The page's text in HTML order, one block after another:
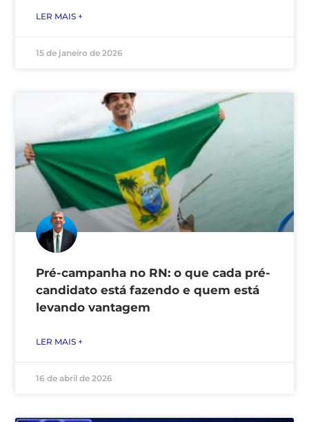
LER MAIS +
15 de janeiro de 2026
Pré-campanha no RN: o que cada pré-
candidato está fazendo e quem está
levando vantagem
LER MAIS +
16 de abril de 2026